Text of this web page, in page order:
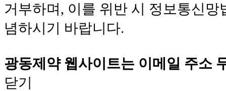
거부하며, 이를 위반 시 정보통신
념하시기 바랍니다.
광동제약 웹사이트는 이메일 주소
닫기